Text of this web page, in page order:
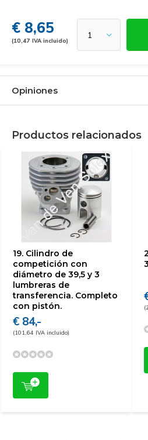
€ 8,65
(10,47 IVA incluido)
Opiniones
Productos relacionados
19. Cilindro de
competición con
diámetro de 39,5 y 3
lumbreras de
transferencia. Completo
con pistón.
€ 84,-
(101,64 IVA incluido)